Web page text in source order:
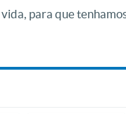
para que